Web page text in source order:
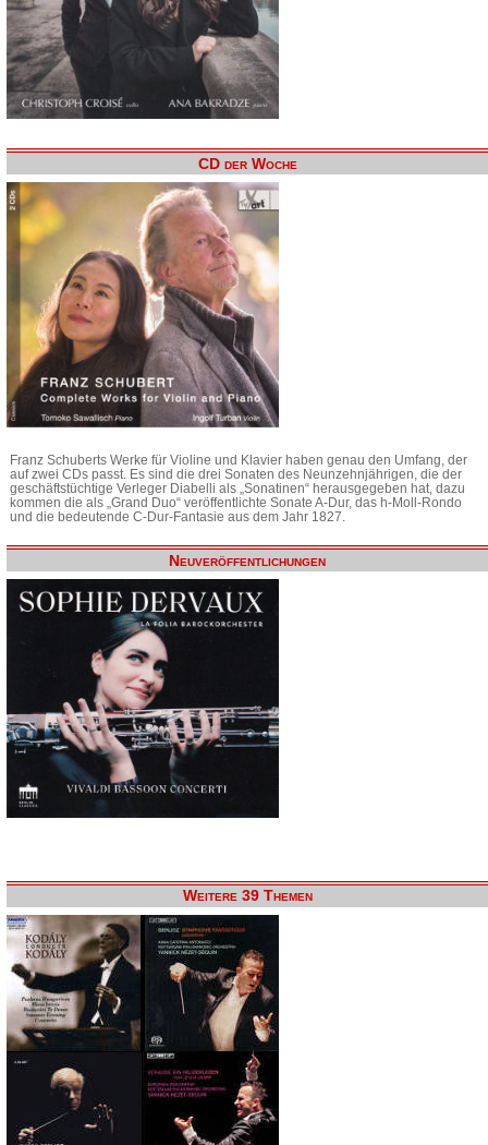
CD der Woche
Franz Schuberts Werke für Violine und Klavier haben genau den Umfang, der
auf zwei CDs passt. Es sind die drei Sonaten des Neunzehnjährigen, die der
geschäftstüchtige Verleger Diabelli als „Sonatinen“ herausgegeben hat, dazu
kommen die als „Grand Duo“ veröffentlichte Sonate A-Dur, das h-Moll-Rondo
und die bedeutende C-Dur-Fantasie aus dem Jahr 1827.
Neuveröffentlichungen
Weitere 39 Themen